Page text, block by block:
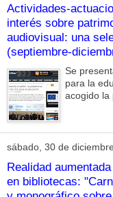
Actividades-
interés sobre
audiovisual: una
(septiembre-
Se
para la
acogido la
sábado, 30 de
Realidad
en bibliotecas: